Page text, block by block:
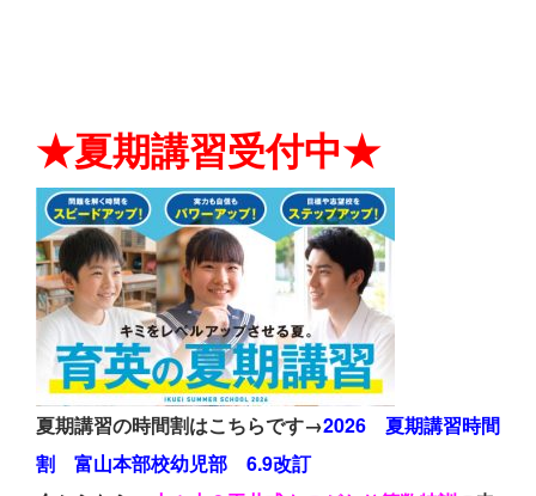
★夏期講習受付中★
夏期講習の時間割はこちらです→2026 夏期講習時間
割 富山本部校幼児部 6.9改訂